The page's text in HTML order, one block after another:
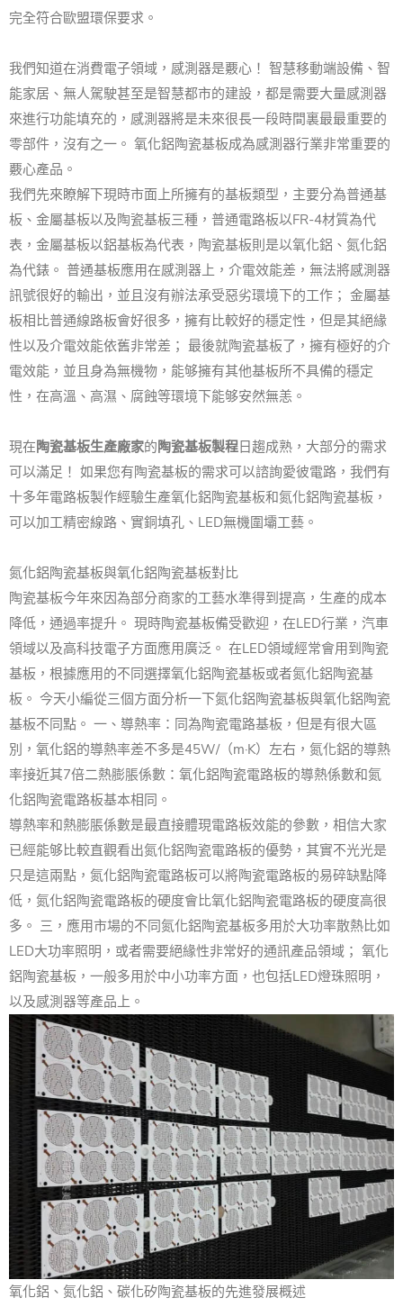
完全符合歐盟環保要求。
我們知道在消費電子領域，感測器是覈心！ 智慧移動端設備、智
能家居、無人駕駛甚至是智慧都市的建設，都是需要大量感測器
來進行功能填充的，感測器將是未來很長一段時間裏最最重要的
零部件，沒有之一。 氧化鋁陶瓷基板成為感測器行業非常重要的
覈心產品。
我們先來瞭解下現時市面上所擁有的基板類型，主要分為普通基
板、金屬基板以及陶瓷基板三種，普通電路板以FR-4材質為代
表，金屬基板以鋁基板為代表，陶瓷基板則是以氧化鋁、氮化鋁
為代錶。 普通基板應用在感測器上，介電效能差，無法將感測器
訊號很好的輸出，並且沒有辦法承受惡劣環境下的工作； 金屬基
板相比普通線路板會好很多，擁有比較好的穩定性，但是其絕緣
性以及介電效能依舊非常差； 最後就陶瓷基板了，擁有極好的介
電效能，並且身為無機物，能够擁有其他基板所不具備的穩定
性，在高溫、高濕、腐蝕等環境下能够安然無恙。
現在陶瓷基板生產廠家的陶瓷基板製程日趨成熟，大部分的需求
可以滿足！ 如果您有陶瓷基板的需求可以諮詢愛彼電路，我們有
十多年電路板製作經驗生產氧化鋁陶瓷基板和氮化鋁陶瓷基板，
可以加工精密線路、實銅填孔、LED無機圍壩工藝。
氮化鋁陶瓷基板與氧化鋁陶瓷基板對比
陶瓷基板今年來因為部分商家的工藝水準得到提高，生產的成本
降低，通過率提升。 現時陶瓷基板備受歡迎，在LED行業，汽車
領域以及高科技電子方面應用廣泛。 在LED領域經常會用到陶瓷
基板，根據應用的不同選擇氧化鋁陶瓷基板或者氮化鋁陶瓷基
板。 今天小編從三個方面分析一下氮化鋁陶瓷基板與氧化鋁陶瓷
基板不同點。 一、導熱率：同為陶瓷電路基板，但是有很大區
別，氧化鋁的導熱率差不多是45W/（m·K）左右，氮化鋁的導熱
率接近其7倍二熱膨脹係數：氧化鋁陶瓷電路板的導熱係數和氮
化鋁陶瓷電路板基本相同。
導熱率和熱膨脹係數是最直接體現電路板效能的參數，相信大家
已經能够比較直觀看出氮化鋁陶瓷電路板的優勢，其實不光光是
只是這兩點，氮化鋁陶瓷電路板可以將陶瓷電路板的易碎缺點降
低，氮化鋁陶瓷電路板的硬度會比氧化鋁陶瓷電路板的硬度高很
多。 三，應用市場的不同氮化鋁陶瓷基板多用於大功率散熱比如
LED大功率照明，或者需要絕緣性非常好的通訊產品領域； 氧化
鋁陶瓷基板，一般多用於中小功率方面，也包括LED燈珠照明，
以及感測器等產品上。
氧化鋁、氮化鋁、碳化矽陶瓷基板的先進發展概述